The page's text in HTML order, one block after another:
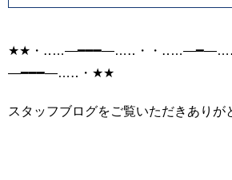
★★・‥…―━━━―…‥・・
―━━━―…‥・★★
スタッフブログをご覧いただきありが